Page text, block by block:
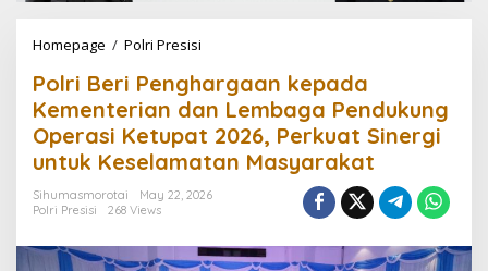
Homepage / Polri Presisi
l
r
i
B
e
i
n
Polri Beri Penghargaan kepada
Kementerian dan Lembaga Pendukung
Operasi Ketupat 2026, Perkuat Sinergi
untuk Keselamatan Masyarakat
Sihumasmorotai
May 22, 2026
Polri Presisi
268 Views